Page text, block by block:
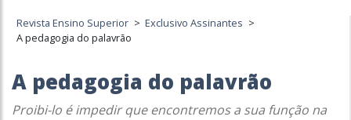
Revista Ensino Superior > Exclusivo Assinantes >
A pedagogia do palavrão
A pedagogia do palavrão
Proibi-lo é impedir que encontremos a sua função na